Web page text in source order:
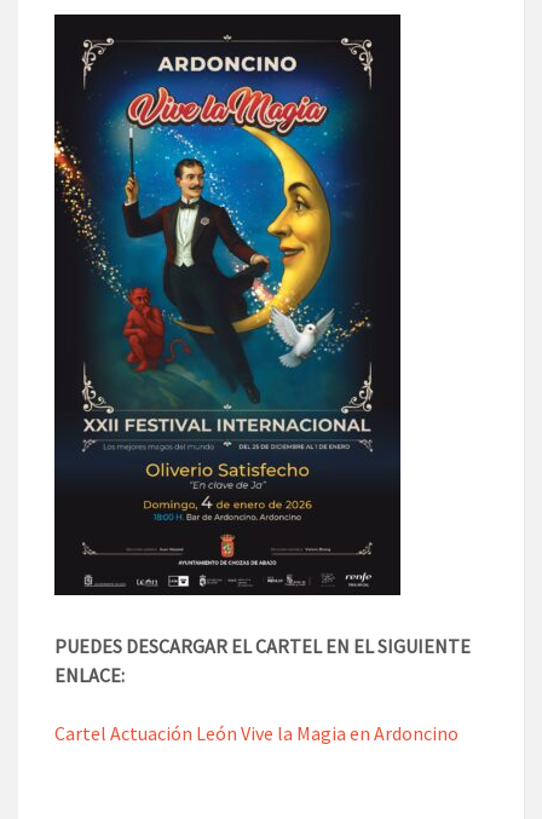
PUEDES DESCARGAR EL CARTEL EN EL SIGUIENTE
ENLACE:
Cartel Actuación León Vive la Magia en Ardoncino